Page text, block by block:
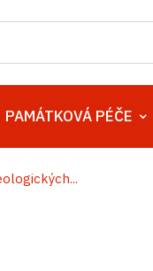
PAMÁTKOVÁ PÉČE